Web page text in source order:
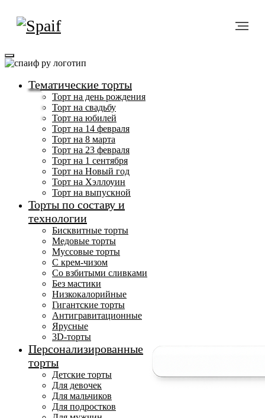
Тематические торты
Торт на день рождения
Торт на свадьбу
Торт на юбилей
Торт на 14 февраля
Торт на 8 марта
Торт на 23 февраля
Торт на 1 сентября
Торт на Новый год
Торт на Хэллоуин
Торт на выпускной
Торты по составу и
технологии
Бисквитные торты
Медовые торты
Муссовые торты
С крем-чизом
Со взбитыми сливками
Без мастики
Низкокалорийные
Гигантские торты
Антигравитационные
Ярусные
3D-торты
Персонализированные
торты
Детские торты
Для девочек
Для мальчиков
Для подростков